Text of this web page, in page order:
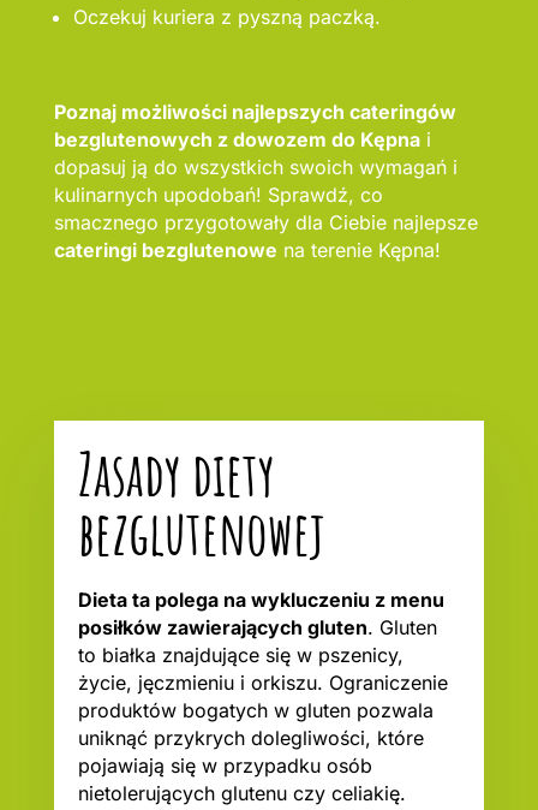
Oczekuj kuriera z pyszną paczką.
Poznaj możliwości najlepszych cateringów
bezglutenowych z dowozem do Kępnai
dopasuj ją do wszystkich swoich wymagań i
kulinarnych upodobań! Sprawdź, co
smacznego przygotowały dla Ciebie najlepsze
cateringi bezglutenowe na terenie Kępna!
Zasady diety
bezglutenowej
Dieta ta polega na wykluczeniu z menu
posiłków zawierających gluten. Gluten
to białka znajdujące się w pszenicy,
życie, jęczmieniu i orkiszu. Ograniczenie
produktów bogatych w gluten pozwala
uniknąć przykrych dolegliwości, które
pojawiają się w przypadku osób
nietolerujących glutenu czy celiakię.